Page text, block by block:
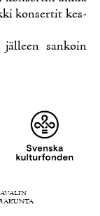
kon­ser­tit kes­
san­koin